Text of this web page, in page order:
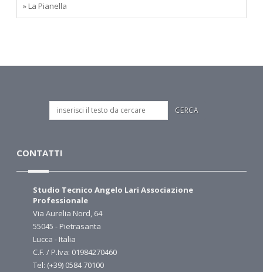
» La Pianella
CONTATTI
Studio Tecnico Angelo Lari Associazione
Professionale
Via Aurelia Nord, 64
55045 - Pietrasanta
Lucca - Italia
C.F. / P.Iva: 01984270460
Tel: (+39) 0584 70100